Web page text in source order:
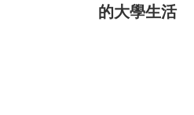
的大學生活